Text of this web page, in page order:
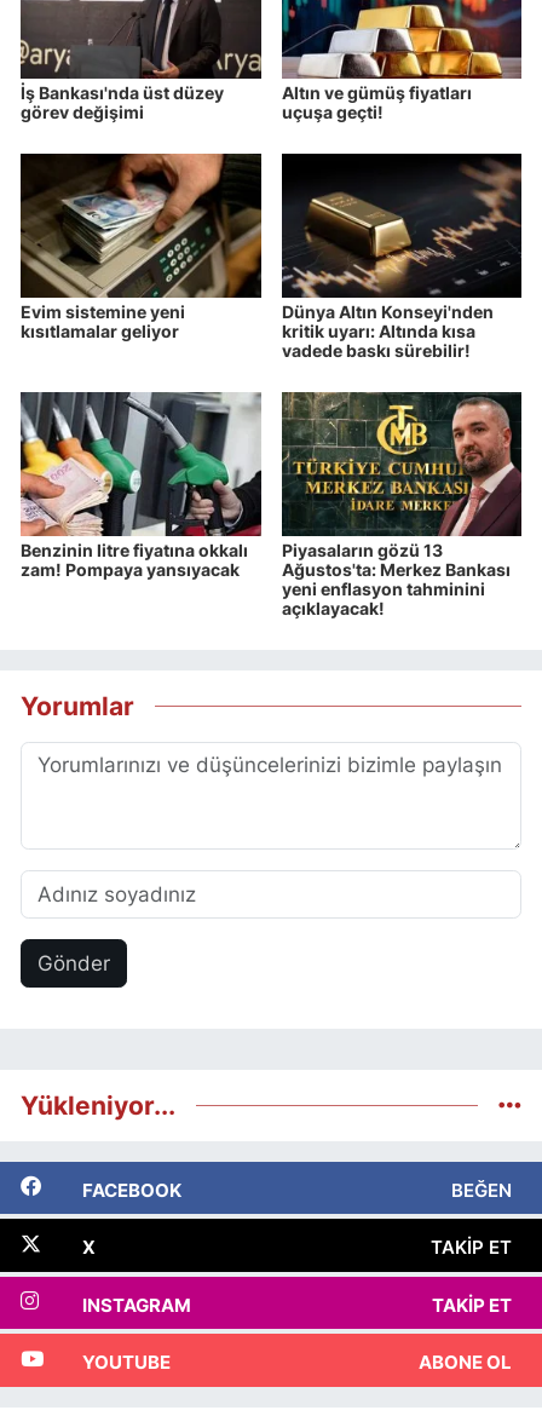
İş Bankası'nda üst düzey
görev değişimi
Altın ve gümüş fiyatları
uçuşa geçti!
Evim sistemine yeni
kısıtlamalar geliyor
Dünya Altın Konseyi'nden
kritik uyarı: Altında kısa
vadede baskı sürebilir!
Benzinin litre fiyatına okkalı
zam! Pompaya yansıyacak
Piyasaların gözü 13
Ağustos'ta: Merkez Bankası
yeni enflasyon tahminini
açıklayacak!
Yorumlar
Gönder
Yükleniyor...
FACEBOOK BEĞEN
X TAKIP ET
INSTAGRAM TAKIP ET
YOUTUBE ABONE OL